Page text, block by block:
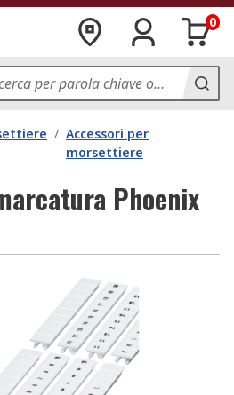
0
/ Accessori per
morsettiere
Phoenix